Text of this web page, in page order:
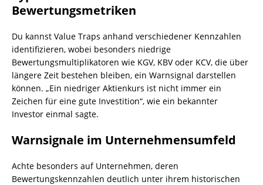
Bewertungsmetriken
Du kannst Value Traps anhand verschiedener Kennzahlen
identifizieren, wobei besonders niedrige
Bewertungsmultiplikatoren wie KGV, KBV oder KCV, die über
längere Zeit bestehen bleiben, ein Warnsignal darstellen
können. „Ein niedriger Aktienkurs ist nicht immer ein
Zeichen für eine gute Investition“, wie ein bekannter
Investor einmal sagte.
Warnsignale im Unternehmensumfeld
Achte besonders auf Unternehmen, deren
Bewertungskennzahlen deutlich unter ihrem historischen